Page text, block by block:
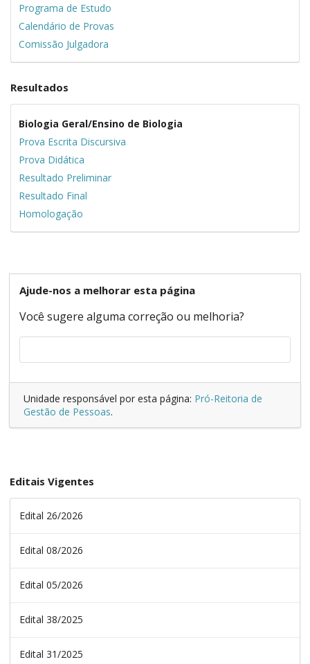
Programa de Estudo
Calendário de Provas
Comissão Julgadora
Resultados
Biologia Geral/Ensino de Biologia
Prova Escrita Discursiva
Prova Didática
Resultado Preliminar
Resultado Final
Homologação
Ajude-nos a melhorar esta página
Você sugere alguma correção ou melhoria?
Unidade responsável por esta página: Pró-Reitoria de
Gestão de Pessoas.
Editais Vigentes
Edital 26/2026
Edital 08/2026
Edital 05/2026
Edital 38/2025
Edital 31/2025